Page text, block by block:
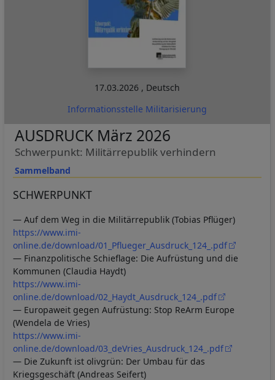
17.03.2026 , Deutsch
Informationsstelle Militarisierung
Sammelband
AUSDRUCK März 2026
Schwerpunkt: Militärrepublik verhindern
SCHWERPUNKT
— Auf dem Weg in die Militärrepublik (Tobias Pflüger)
https://www.imi-
online.de/download/01_Pflueger_Ausdruck_124_.pdf
— Finanzpolitische Schieflage: Die Aufrüstung und die
Kommunen (Claudia Haydt)
https://www.imi-
online.de/download/02_Haydt_Ausdruck_124_.pdf
— Europaweit gegen Aufrüstung: Stop ReArm Europe
(Wendela de Vries)
https://www.imi-
online.de/download/03_deVries_Ausdruck_124_.pdf
— Die Zukunft ist olivgrün: Der Umbau für das
Kriegsgeschäft (Andreas Seifert)